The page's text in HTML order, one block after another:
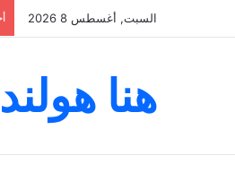
السبت, أغسطس 8 2026
هنا هولندا